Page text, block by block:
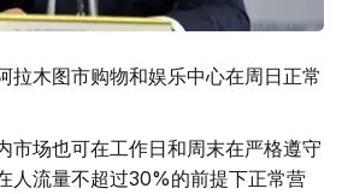
拉木图市购物和娱乐中心在周日正常
市场也可在工作日和周末在严格遵守
人流量不超过30%的前提下正常营